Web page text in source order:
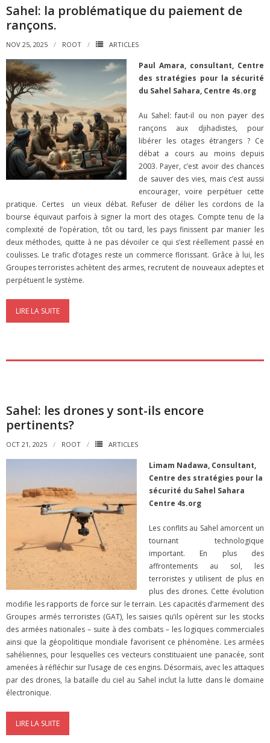
Sahel: la problématique du paiement de
rançons.
NOV 25, 2025 ROOT ARTICLES
Paul Amara, consultant, Centre
des stratégies pour la sécurité
du Sahel Sahara, Centre 4s.org
Au Sahel: faut-il ou non payer des
rançons aux djihadistes, pour
libérer les otages étrangers ? Ce
débat a cours au moins depuis
2003. Payer, c’est avoir des chances
de sauver des vies, mais c’est aussi
encourager, voire perpétuer cette
pratique. Certes un vieux débat. Refuser de délier les cordons de la
bourse équivaut parfois à signer la mort des otages. Compte tenu de la
complexité de l’opération, tôt ou tard, les pays finissent par manier les
deux méthodes, quitte à ne pas dévoiler ce qui s’est réellement passé en
coulisses. Le trafic d’otages reste un commerce florissant. Grâce à lui, les
Groupes terroristes achètent des armes, recrutent de nouveaux adeptes et
perpétuent le système.
LIRE LA SUITE
Sahel: les drones y sont-ils encore
pertinents?
OCT 21, 2025 ROOT ARTICLES
Limam Nadawa, Consultant,
Centre des stratégies pour la
sécurité du Sahel Sahara
Centre 4s.org
Les conflits au Sahel amorcent un
tournant technologique
important. En plus des
affrontements au sol, les
terroristes y utilisent de plus en
plus des drones. Cette évolution
modifie les rapports de force sur le terrain. Les capacités d’armement des
Groupes armés terroristes (GAT), les saisies qu’ils opèrent sur les stocks
des armées nationales – suite à des combats – les logiques commerciales
ainsi que la géopolitique mondiale favorisent ce phénomène. Les armées
sahéliennes, pour lesquelles ces vecteurs constituaient une panacée, sont
amenées à réfléchir sur l’usage de ces engins. Désormais, avec les attaques
par des drones, la bataille du ciel au Sahel inclut la lutte dans le domaine
électronique.
LIRE LA SUITE